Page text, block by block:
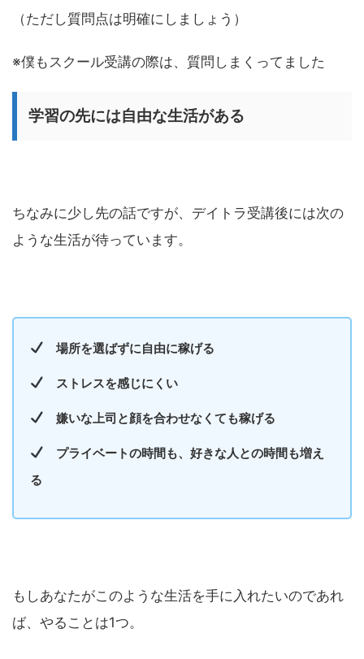
（ただし質問点は明確にしましょう）
※僕もスクール受講の際は、質問しまくってました
学習の先には自由な生活がある
ちなみに少し先の話ですが、デイトラ受講後には次の
ような生活が待っています。
場所を選ばずに自由に稼げる
ストレスを感じにくい
嫌いな上司と顔を合わせなくても稼げる
プライベートの時間も、好きな人との時間も増え
る
もしあなたがこのような生活を手に入れたいのであれ
ば、やることは1つ。